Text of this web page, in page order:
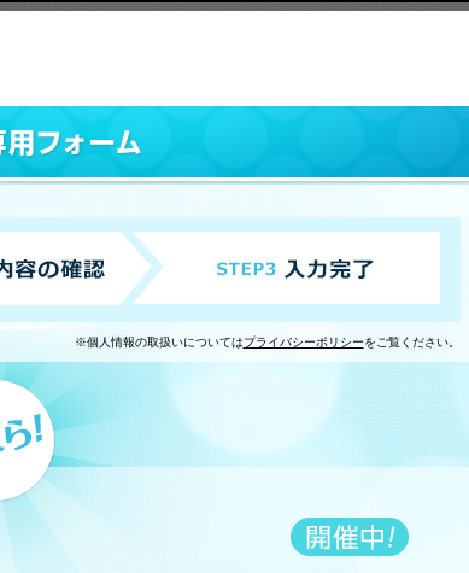
※個人情報の取扱いについてはプライバシーポリシーをご覧ください。